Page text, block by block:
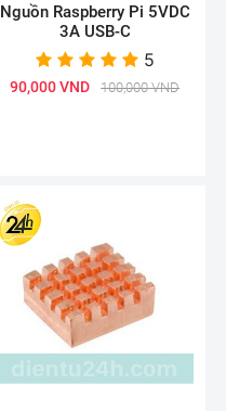
Nguồn Raspberry Pi 5VDC
3A USB-C
5
90,000 VND 100,000 VND